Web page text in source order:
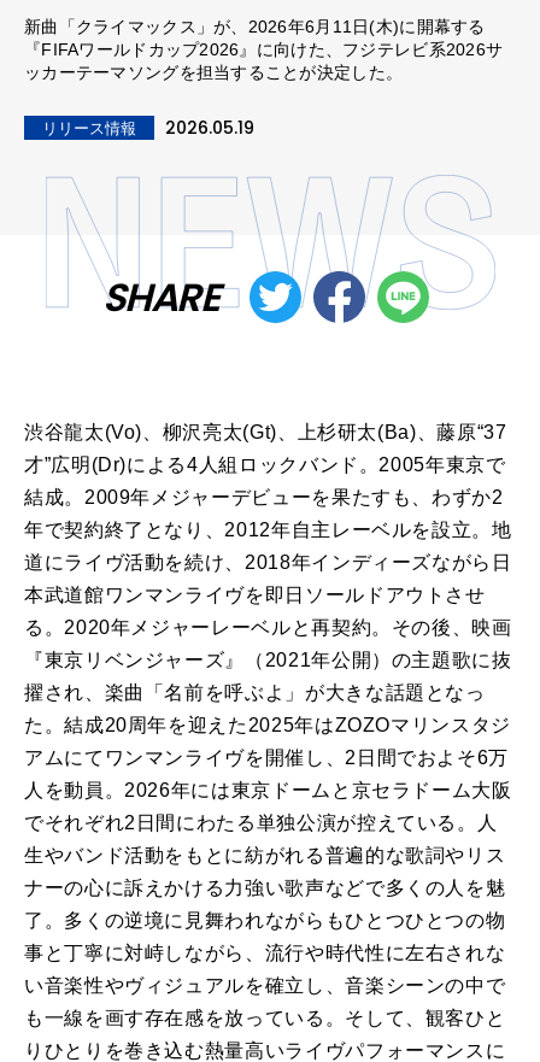
新曲「クライマックス」が、2026年6月11日(木)に開幕する
『FIFAワールドカップ2026』に向けた、フジテレビ系2026サ
ッカーテーマソングを担当することが決定した。
リリース情報 2026.05.19
SHARE
渋谷龍太(Vo)、柳沢亮太(Gt)、上杉研太(Ba)、藤原“37
才”広明(Dr)による4人組ロックバンド。2005年東京で
結成。2009年メジャーデビューを果たすも、わずか2
年で契約終了となり、2012年自主レーベルを設立。地
道にライヴ活動を続け、2018年インディーズながら日
本武道館ワンマンライヴを即日ソールドアウトさせ
る。2020年メジャーレーベルと再契約。その後、映画
『東京リベンジャーズ』（2021年公開）の主題歌に抜
擢され、楽曲「名前を呼ぶよ」が大きな話題となっ
た。結成20周年を迎えた2025年はZOZOマリンスタジ
アムにてワンマンライヴを開催し、2日間でおよそ6万
人を動員。2026年には東京ドームと京セラドーム大阪
でそれぞれ2日間にわたる単独公演が控えている。人
生やバンド活動をもとに紡がれる普遍的な歌詞やリス
ナーの心に訴えかける力強い歌声などで多くの人を魅
了。多くの逆境に見舞われながらもひとつひとつの物
事と丁寧に対峙しながら、流行や時代性に左右されな
い音楽性やヴィジュアルを確立し、音楽シーンの中で
も一線を画す存在感を放っている。そして、観客ひと
りひとりを巻き込む熱量高いライヴパフォーマンスに